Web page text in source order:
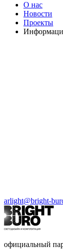
О нас
Новости
Проекты
arlight@bright-
официальный